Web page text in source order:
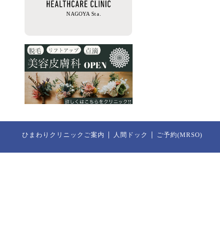
ひまわりクリニックご案内 人間ドック ご予約(MRSO)